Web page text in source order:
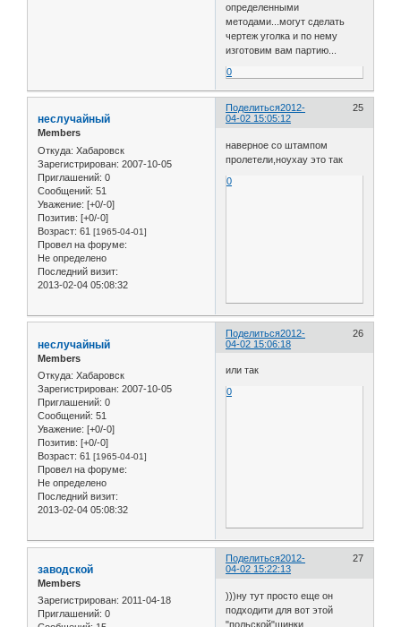
определенными
методами...могут сделать
чертеж уголка и по нему
изготовим вам партию...
0
Поделиться 25
2012-
04-02 15:05:12
неслучайный
Members
Откуда: Хабаровск
Зарегистрирован: 2007-10-05
Приглашений: 0
Сообщений: 51
Уважение: [+0/-0]
Позитив: [+0/-0]
Возраст: 61 [1965-04-01]
Провел на форуме:
Не определено
Последний визит:
2013-02-04 05:08:32
наверное со штампом
пролетели,ноухау это так
0
Поделиться 26
2012-
04-02 15:06:18
неслучайный
Members
Откуда: Хабаровск
Зарегистрирован: 2007-10-05
Приглашений: 0
Сообщений: 51
Уважение: [+0/-0]
Позитив: [+0/-0]
Возраст: 61 [1965-04-01]
Провел на форуме:
Не определено
Последний визит:
2013-02-04 05:08:32
или так
0
Поделиться 27
2012-
04-02 15:22:13
заводской
Members
Зарегистрирован: 2011-04-18
Приглашений: 0
)))ну тут просто еще он
подходити для вот этой
"польской"шинки...